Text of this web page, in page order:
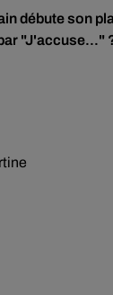
débute son
"J'accuse..."